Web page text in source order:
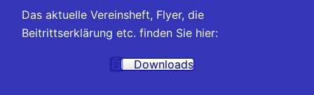
Das aktuelle Vereinsheft, Flyer, die
Beitrittserklärung etc. finden Sie hier:
Downloads